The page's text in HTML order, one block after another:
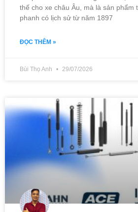
thế cho xe châu Âu, mà là sản phẩm
phanh có lịch sử từ năm 1897
ĐỌC THÊM »
Bùi Thọ Anh 29/07/2026